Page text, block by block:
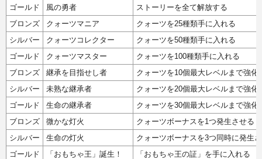
ゴールド
風の勇者
ストーリーを全て解放する
ブロンズ
クォーツマニア
クォーツを25種類手に入れる
シルバー
クォーツコレクター
クォーツを50種類手に入れる
ゴールド
クォーツマスター
クォーツを100種類手に入れる
ブロンズ
継承を目指せし者
クォーツを10個最大レベルまで強化
シルバー
未熟な継承者
クォーツを20個最大レベルまで強化
ゴールド
生命の継承者
クォーツを30個最大レベルまで強化
ブロンズ
微かな灯火
クォーツボーナスを1つ発生させる
シルバー
生命の灯火
クォーツボーナスを3つ同時に発生
ゴールド
「おもちゃ王」誕生！
「おもちゃ王の証」を手に入れる